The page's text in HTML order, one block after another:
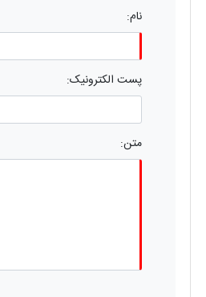
نام:
پست الکترونیک:
متن: